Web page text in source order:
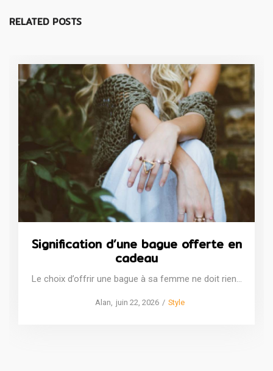
RELATED POSTS
Signification d’une bague offerte en
cadeau
Le choix d’offrir une bague à sa femme ne doit rien…
Alan
Posted
juin 22, 2026
Posted
Style